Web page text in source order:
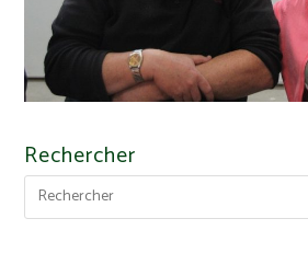
Rechercher